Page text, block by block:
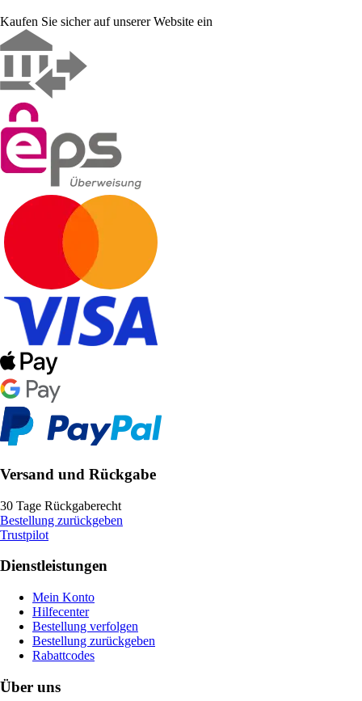
Kaufen Sie sicher auf unserer Website ein
Versand und Rückgabe
30 Tage Rückgaberecht
Bestellung zurückgeben
Trustpilot
Dienstleistungen
Mein Konto
Hilfecenter
Bestellung verfolgen
Bestellung zurückgeben
Rabattcodes
Über uns